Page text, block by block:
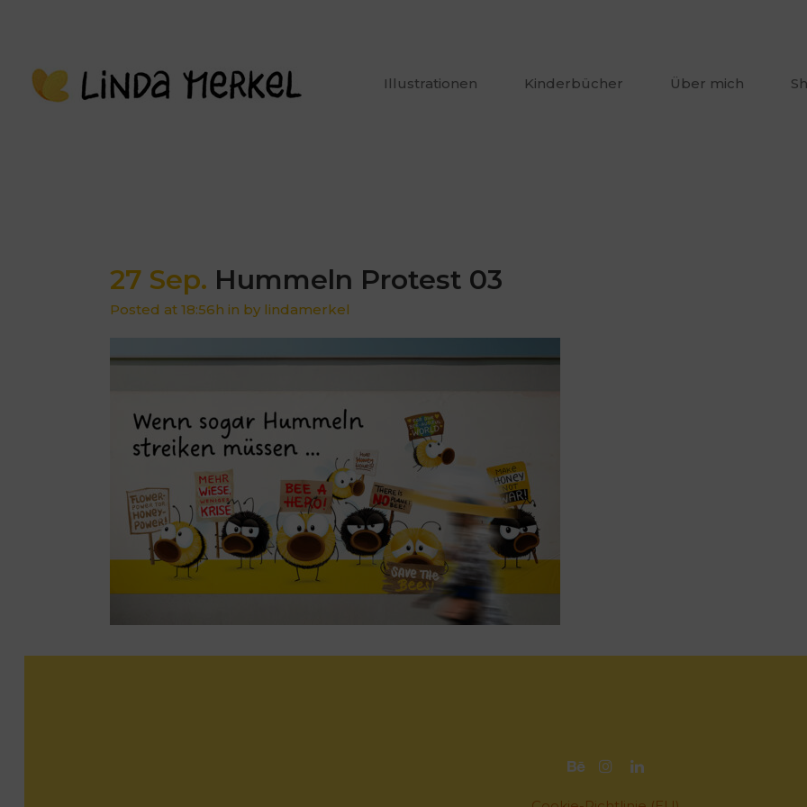
Illustrationen Kinderbücher Über mich
27 Sep. Hummeln Protest 03
Posted at 18:56h in by lindamerkel